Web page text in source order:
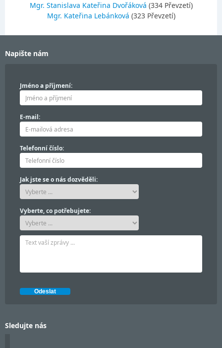
Mgr. Stanislava Kateřina Dvořáková (334 Převzetí)
Mgr. Kateřina Lebánková (323 Převzetí)
Napište nám
Jméno a příjmení:
E-mail:
Telefonní číslo:
Jak jste se o nás dozvěděli:
Vyberte, co potřebujete:
Sledujte nás